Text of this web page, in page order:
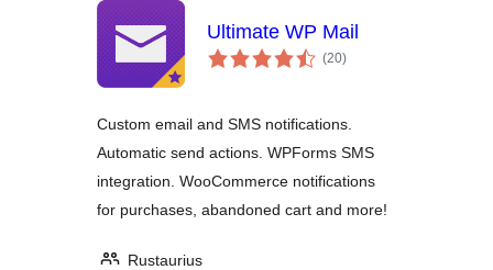
Ultimate WP Mail
(20전
체)
Custom email and SMS notifications.
Automatic send actions. WPForms SMS
integration. WooCommerce notifications
for purchases, abandoned cart and more!
Rustaurius